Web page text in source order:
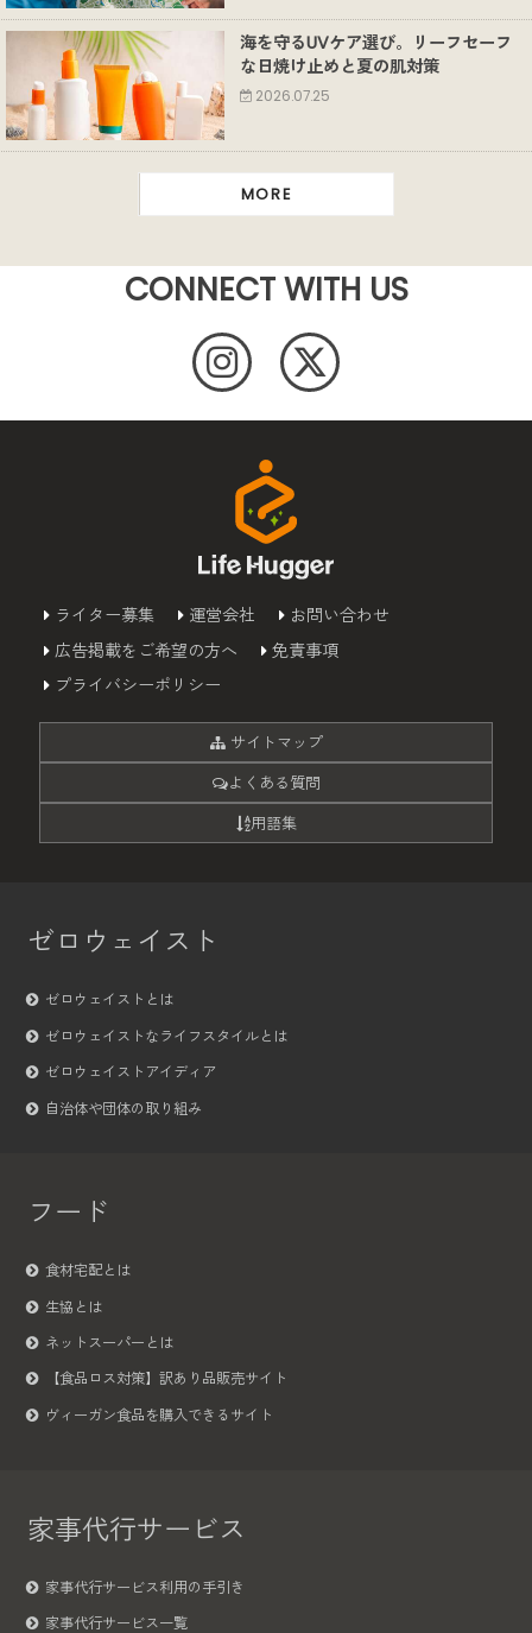
海を守るUVケア選び。リーフセーフ
な日焼け止めと夏の肌対策
2026.07.25
MORE
CONNECT WITH US
ライター募集 運営会社
お問い合わせ
広告掲載をご希望の方へ
免責事項
プライバシーポリシー
サイトマップ
よくある質問
用語集
ゼロウェイスト
ゼロウェイストとは
ゼロウェイストなライフスタイルとは
ゼロウェイストアイディア
自治体や団体の取り組み
フード
食材宅配とは
生協とは
ネットスーパーとは
【食品ロス対策】訳あり品販売サイト
ヴィーガン食品を購入できるサイト
家事代行サービス
家事代行サービス利用の手引き
家事代行サービス一覧